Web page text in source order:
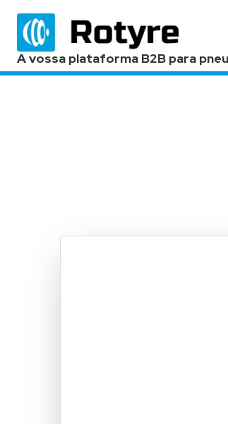
A vossa plataforma B2B para